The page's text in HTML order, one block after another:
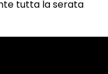
tutta la serata